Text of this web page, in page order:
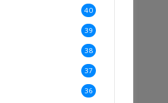
40
39
38
37
36